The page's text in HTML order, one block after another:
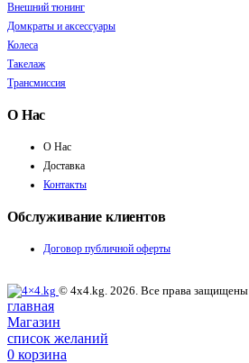
Внешний тюнинг
Домкраты и аксессуары
Колеса
Такелаж
Трансмиссия
О Нас
О Нас
Доставка
Контакты
Обслуживание клиентов
Договор публичной оферты
© 4x4.kg. 2026. Все права защищены
главная
Магазин
список желаний
0 корзина